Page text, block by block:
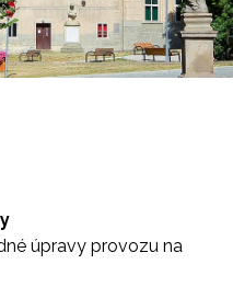
úpravy provozu na